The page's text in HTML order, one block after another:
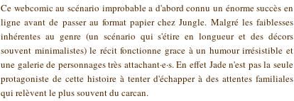
Ce webcomic au scénario improbable a d'abord connu un énorme succès en
ligne avant de passer au format papier chez Jungle. Malgré les faiblesses
inhérentes au genre (un scénario qui s'étire en longueur et des décors
souvent minimalistes) le récit fonctionne grace à un humour irrésistible et
une galerie de personnages très attachant·e·s. En effet Jade n'est pas la seule
protagoniste de cette histoire à tenter d'échapper à des attentes familiales
qui relèvent le plus souvent du carcan.